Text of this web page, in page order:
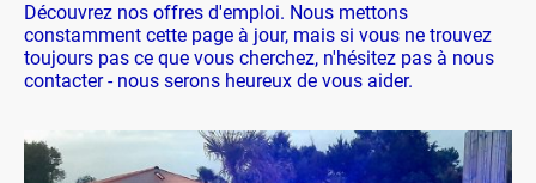
Découvrez nos offres d'emploi. Nous mettons
constamment cette page à jour, mais si vous ne trouvez
toujours pas ce que vous cherchez, n'hésitez pas à nous
contacter - nous serons heureux de vous aider.